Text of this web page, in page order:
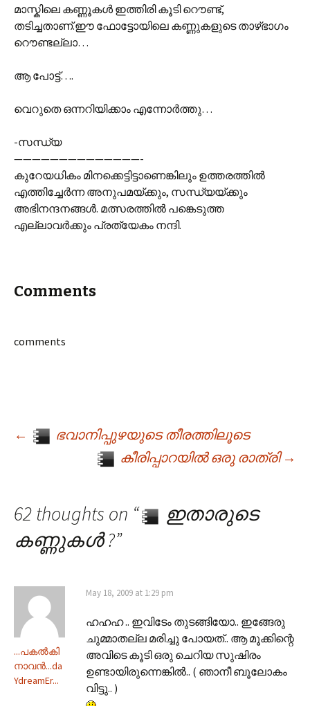
മാസ്കിലെ കണ്ണൂകള്‍ ഇത്തിരി കൂടി റൌണ്ട്,
തടിച്ചതാണ്.ഈ ഫോട്ടോയിലെ കണ്ണുകളുടെ താഴ്‌ഭാഗം
റൌണ്ടല്ലാ…
ആ പോട്ട്….
വെറുതെ ഒന്നറിയിക്കാം എന്നോര്‍ത്തു…
-സന്ധ്യ
——————————————-
കുറേയധികം മിനക്കെട്ടിട്ടാണെങ്കിലും ഉത്തരത്തില്‍
എത്തിച്ചേര്‍ന്ന അനുപമയ്ക്കും, സന്ധ്യയ്ക്കും
അഭിനന്ദനങ്ങള്‍. മത്സരത്തില്‍ പങ്കെടുത്ത
എല്ലാവര്‍ക്കും പ്രത്യേകം നന്ദി.
Comments
comments
Post navigation
←
ഭവാനിപ്പുഴയുടെ തീരത്തിലൂടെ
കീരിപ്പാറയില്‍ ഒരു രാത്രി→
62 thoughts on “
ഇതാരുടെ
കണ്ണുകള്‍ ?”
...പകല്‍കി
നാവന്‍...da
YdreamEr...
May 18, 2009 at 1:29 pm
ഹഹഹ .. ഇവിടേം തുടങ്ങിയോ.. ഇങ്ങേരു
ചുമ്മാതല്ല മരിച്ചു പോയത്.. ആ മൂക്കിന്റെ
അവിടെ കൂടി ഒരു ചെറിയ സുഷിരം
ഉണ്ടായിരുന്നെങ്കില്‍.. ( ഞാനീ ബൂലോകം
വിട്ടു.. )